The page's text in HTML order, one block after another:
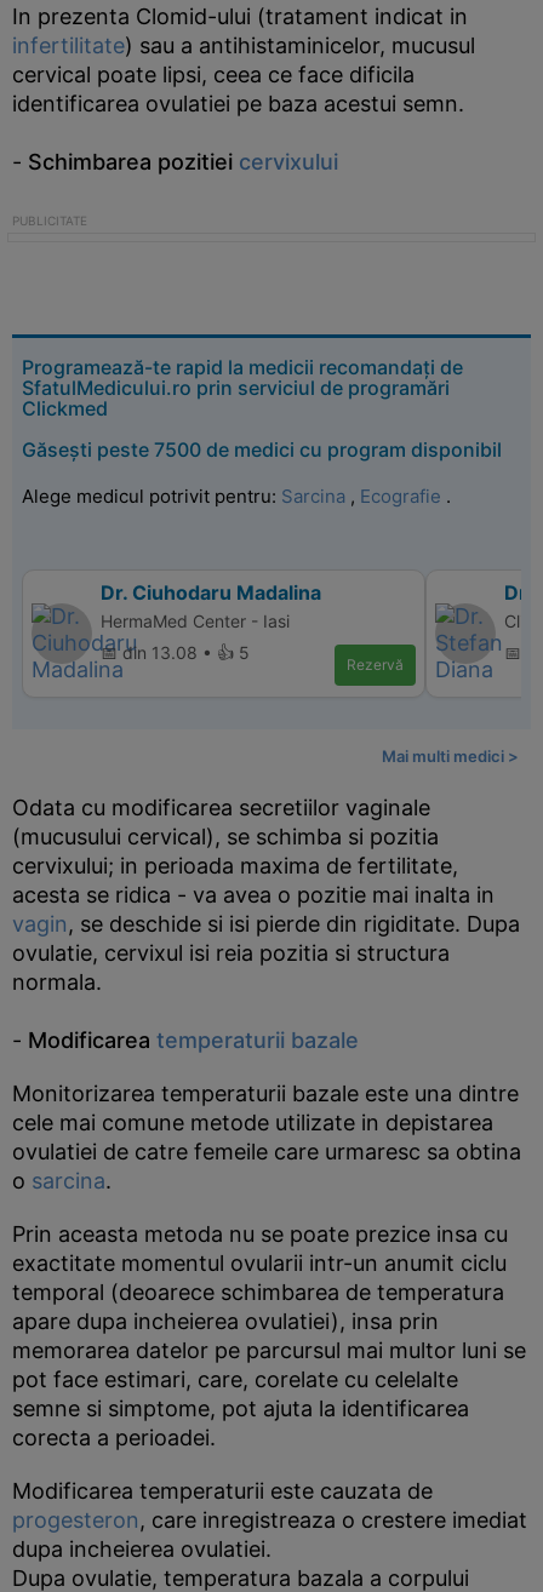
In prezenta Clomid-ului (tratament indicat in
infertilitate) sau a antihistaminicelor, mucusul
cervical poate lipsi, ceea ce face dificila
identificarea ovulatiei pe baza acestui semn.
- Schimbarea pozitiei cervixului
Programează-te rapid la medicii recomandați de
SfatulMedicului.ro prin serviciul de programări
Clickmed
Găsești peste 7500 de medici cu program disponibil
Alege medicul potrivit pentru: Sarcina , Ecografie .
Dr. Ciuhodaru Madalina
HermaMed Center - Iasi
📅 din 13.08 • 👍 5
Rezervă
Dr.
📅
Mai multi medici >
Odata cu modificarea secretiilor vaginale
(mucusului cervical), se schimba si pozitia
cervixului; in perioada maxima de fertilitate,
acesta se ridica - va avea o pozitie mai inalta in
vagin, se deschide si isi pierde din rigiditate. Dupa
ovulatie, cervixul isi reia pozitia si structura
normala.
- Modificarea temperaturii bazale
Monitorizarea temperaturii bazale este una dintre
cele mai comune metode utilizate in depistarea
ovulatiei de catre femeile care urmaresc sa obtina
o sarcina.
Prin aceasta metoda nu se poate prezice insa cu
exactitate momentul ovularii intr-un anumit ciclu
temporal (deoarece schimbarea de temperatura
apare dupa incheierea ovulatiei), insa prin
memorarea datelor pe parcursul mai multor luni se
pot face estimari, care, corelate cu celelalte
semne si simptome, pot ajuta la identificarea
corecta a perioadei.
Modificarea temperaturii este cauzata de
progesteron, care inregistreaza o crestere imediat
dupa incheierea ovulatiei.
Dupa ovulatie, temperatura bazala a corpului